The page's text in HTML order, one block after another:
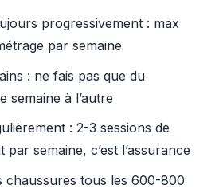
progressivement : max
par semaine
: ne fais pas que du
semaine à l’autre
: 2-3 sessions de
semaine, c’est l’assurance
chaussures tous les 600-800